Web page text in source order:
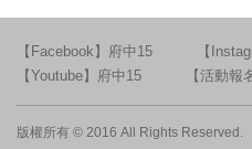
【Facebook】府中15
【
【Youtube】府中15
【活動報
版權所有 © 2016 All Rights Reserved.